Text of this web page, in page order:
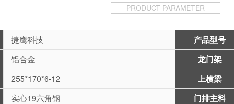
PRODUCT PARAMETER
捷鹰科技 产品型号
铝合金 龙门架
255*170*6-12 上横梁
实心19六角钢 门排主料